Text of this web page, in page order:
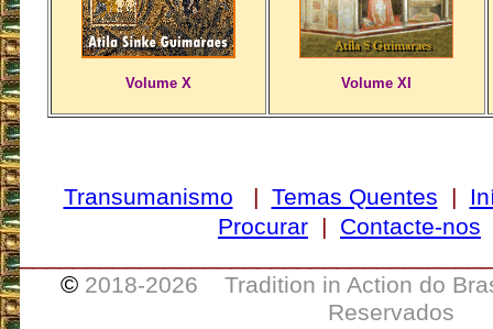
Volume X Volume XI
Transumanismo | Temas Quentes |
Procurar | Contacte-nos
© 2018-2026 Tradition in Action do
Reservados